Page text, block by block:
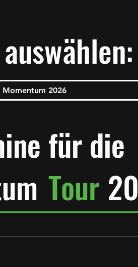
Momentum 2026
für die
für die
Tour 20